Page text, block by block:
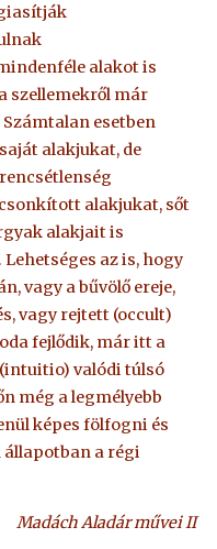
alakot is
szellemekről már
esetben
alakjukat, de
alakjukat, sőt
alakjait is
az is, hogy
vagy a bűvölő ereje,
vagy rejtett (occult)
fejlődik, már itt a
valódi túlsó
még a legmélyebb
képes fölfogni és
a régi
Madách Aladár művei II